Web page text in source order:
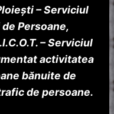
– Serviciul
Persoane,
– Serviciul
activitatea
bănuite de
de persoane.